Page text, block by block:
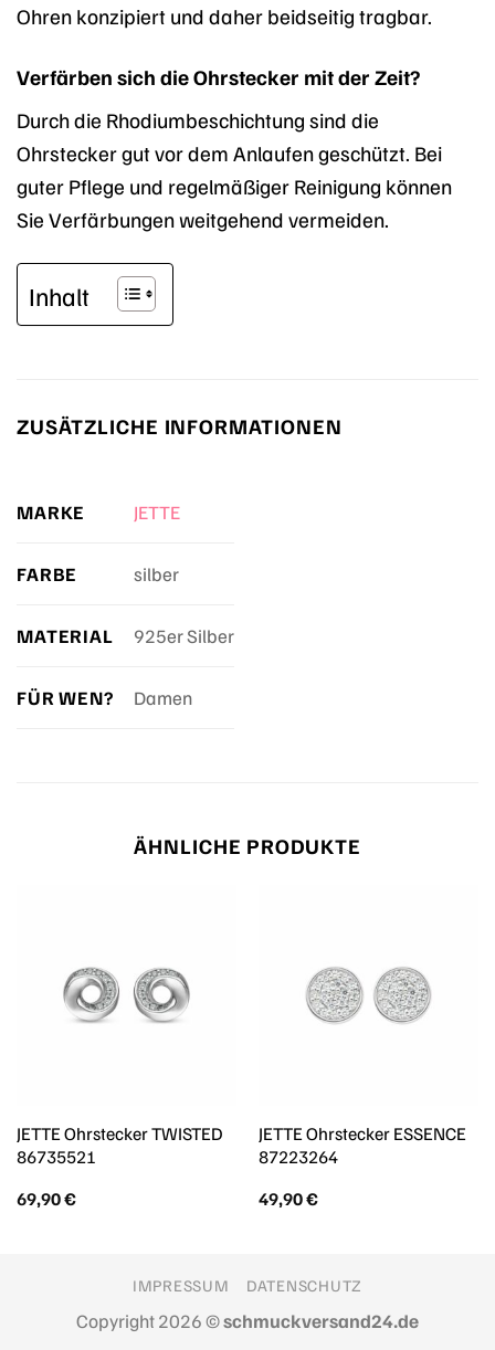
Ohren konzipiert und daher beidseitig tragbar.
Verfärben sich die Ohrstecker mit der Zeit?
Durch die Rhodiumbeschichtung sind die
Ohrstecker gut vor dem Anlaufen geschützt. Bei
guter Pflege und regelmäßiger Reinigung können
Sie Verfärbungen weitgehend vermeiden.
Inhalt
ZUSÄTZLICHE INFORMATIONEN
MARKE JETTE
FARBE silber
MATERIAL 925er Silber
FÜR WEN? Damen
ÄHNLICHE PRODUKTE
JETTE Ohrstecker TWISTED
86735521
69,90€
JETTE Ohrstecker ESSENCE
87223264
49,90€
IMPRESSUM DATENSCHUTZ
Copyright 2026 ©schmuckversand24.de